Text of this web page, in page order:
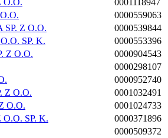
O.O.
0001118947
0000559063
Z O.O.
0000539844
SP. K.
0000553396
Z O.O.
0000904543
0000298107
0000952740
Z O.O.
0001032491
O.O.
0001024733
SP. K.
0000371896
0000509372